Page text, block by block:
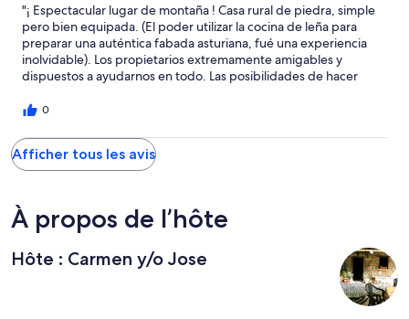
"¡ Espectacular lugar de montaña ! Casa rural de piedra, simple
pero bien equipada. (El poder utilizar la cocina de leña para
preparar una auténtica fabada asturiana, fué una experiencia
inolvidable). Los propietarios extremamente amigables y
dispuestos a ayudarnos en todo. Las posibilidades de hacer
y los mejores días de nuestras 4 semanas de vacaciones en
tiempo."
0
Afficher tous les avis
À propos de l’hôte
Hôte : Carmen y/o Jose